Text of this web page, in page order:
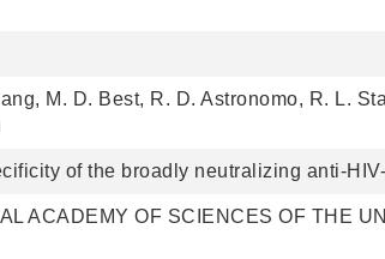
M. D. Best, R. D. Astronomo, R. L.
of the broadly neutralizing anti-
ACADEMY OF SCIENCES OF THE